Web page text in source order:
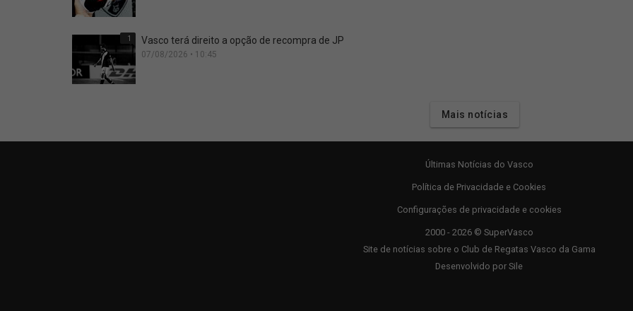
1 Vasco terá direito a opção de recompra de JP
07/08/2026 • 10:45
Mais notícias
Últimas Notícias do Vasco
Política de Privacidade e Cookies
Configurações de privacidade e cookies
2000 - 2026 © SuperVasco
Site de notícias sobre o Club de Regatas Vasco da Gama
Desenvolvido por Sile